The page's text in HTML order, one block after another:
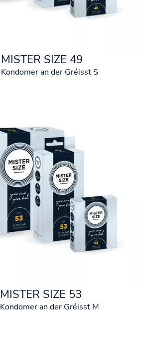
MISTER SIZE 49
Kondomer an der Gréisst S
MISTER SIZE 53
Kondomer an der Gréisst M